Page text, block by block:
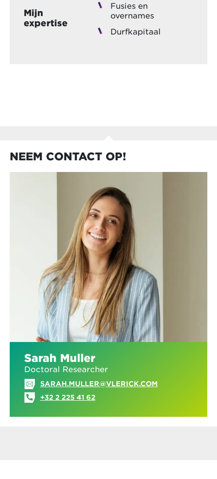
Mijn
expertise
Fusies en
overnames
Durfkapitaal
NEEM CONTACT OP!
Sarah Muller
Doctoral Researcher
SARAH.MULLER@VLERICK.COM
+32 2 225 41 62